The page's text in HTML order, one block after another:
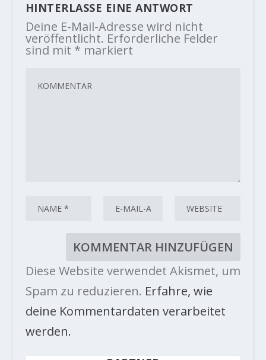
HINTERLASSE EINE ANTWORT
Deine E-Mail-Adresse wird nicht
veröffentlicht. Erforderliche Felder
sind mit * markiert
Diese Website verwendet Akismet, um
Spam zu reduzieren. Erfahre, wie
deine Kommentardaten verarbeitet
werden.